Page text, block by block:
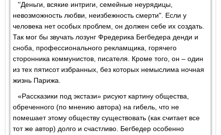
''Деньги, всякие интриги, семейные неурядицы,
невозможность любви, неизбежность смерти". Если у
человека нет особых проблем, он должен себе их создать.
Так мог бы звучать лозунг Фредерика Бегбедера денди и
сноба, профессионального рекламщика, горячего
сторонника коммунистов, писателя. Кроме того, он – один
из тех пятисот избранных, без которых немыслима ночная
жизнь Парижа.
«Рассказики под экстази» рисуют картину общества,
обреченного (по мнению автора) на гибель, что не
помешает этому обществу существовать (как считает все
тот же автор) долго и счастливо. Бегбедер особенно